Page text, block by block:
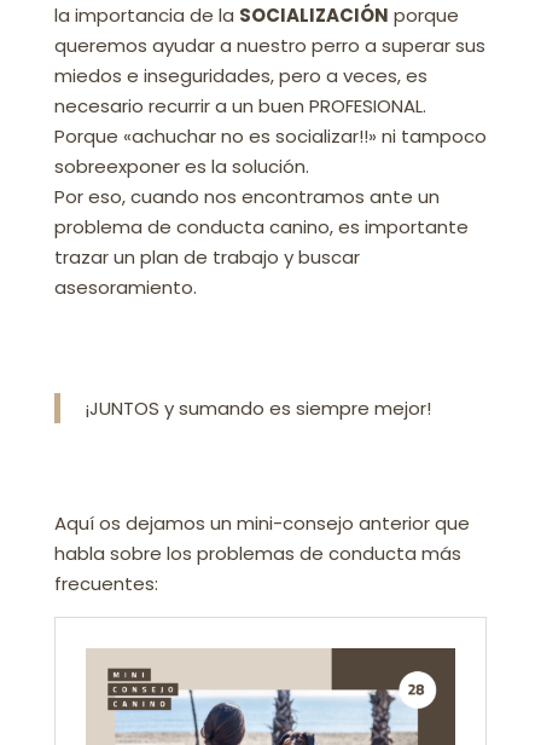
la importancia de la SOCIALIZACIÓN porque
queremos ayudar a nuestro perro a superar sus
miedos e inseguridades, pero a veces, es
necesario recurrir a un buen PROFESIONAL.
Porque «achuchar no es socializar!!» ni tampoco
sobreexponer es la solución.
Por eso, cuando nos encontramos ante un
problema de conducta canino, es importante
trazar un plan de trabajo y buscar
asesoramiento.
¡JUNTOS y sumando es siempre mejor!
Aquí os dejamos un mini-consejo anterior que
habla sobre los problemas de conducta más
frecuentes: